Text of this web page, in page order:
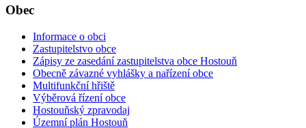
Obec
Informace o obci
Zastupitelstvo obce
Zápisy ze zasedání zastupitelstva obce Hostouň
Obecně závazné vyhlášky a nařízení obce
Multifunkční hřiště
Výběrová řízení obce
Hostouňský zpravodaj
Územní plán Hostouň